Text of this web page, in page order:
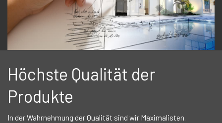
Höchste Qualität der
Produkte
In der Wahrnehmung der Qualität sind wir Maximalisten.